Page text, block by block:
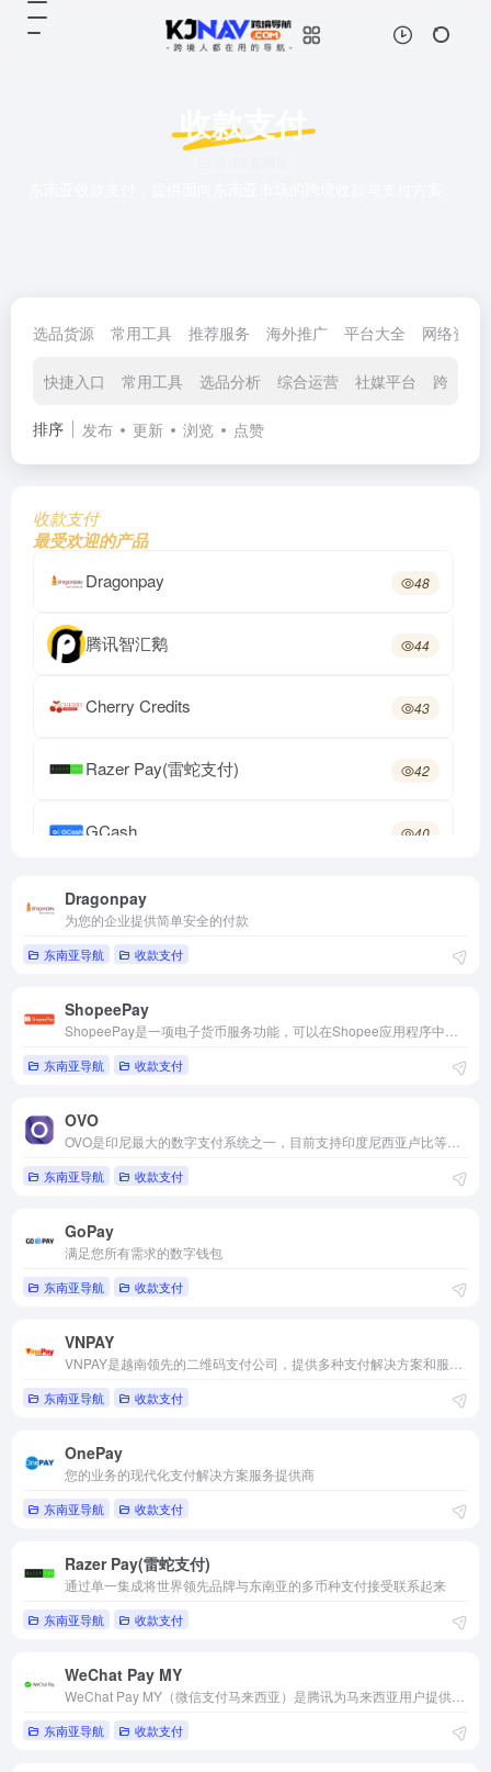
收款支付
选品货源 常用工具 推荐服务 海外推广 平台大全 网络资源
快捷入口 常用工具 选品分析 综合运营 社媒平台 跨境资
排序 发布 更新 浏览 点赞
收款支付
最受欢迎的产品
Dragonpay 48
腾讯智汇鹅 44
Cherry Credits 43
Razer Pay(雷蛇支付) 42
GCash 40
VNPAY
Dragonpay
为您的企业提供简单安全的付款
东南亚导航 收款支付
ShopeePay
东南亚导航 收款支付
OVO
东南亚导航 收款支付
GoPay
满足您所有需求的数字钱包
东南亚导航 收款支付
VNPAY
东南亚导航 收款支付
OnePay
您的业务的现代化支付解决方案服务提供商
东南亚导航 收款支付
Razer Pay(雷蛇支付)
通过单一集成将世界领先品牌与东南亚的多币种支付接受联系起来
东南亚导航 收款支付
WeChat Pay MY
东南亚导航 收款支付